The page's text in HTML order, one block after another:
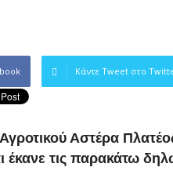
Κάντε Tweet στο
Αστέρα
τις παρακάτω